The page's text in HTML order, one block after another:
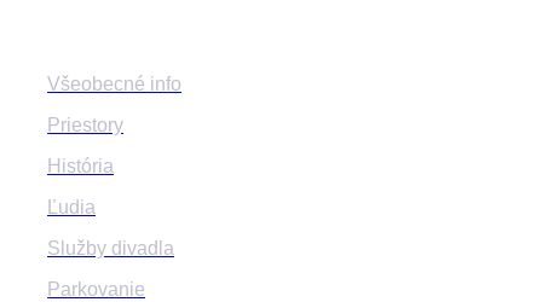
Všeobecné info
Priestory
História
Ľudia
Služby divadla
Parkovanie